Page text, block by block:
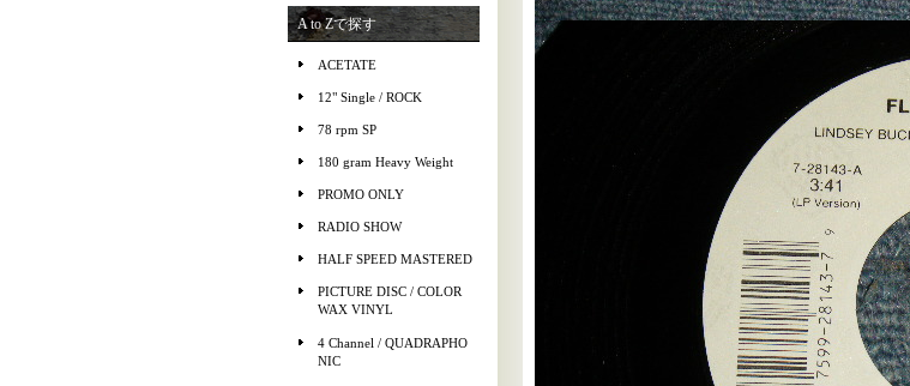
A to Zで探す
ACETATE
12" Single / ROCK
78 rpm SP
180 gram Heavy Weight
PROMO ONLY
RADIO SHOW
HALF SPEED MASTERED
PICTURE DISC / COLOR
WAX VINYL
4 Channel / QUADRAPHO
NIC